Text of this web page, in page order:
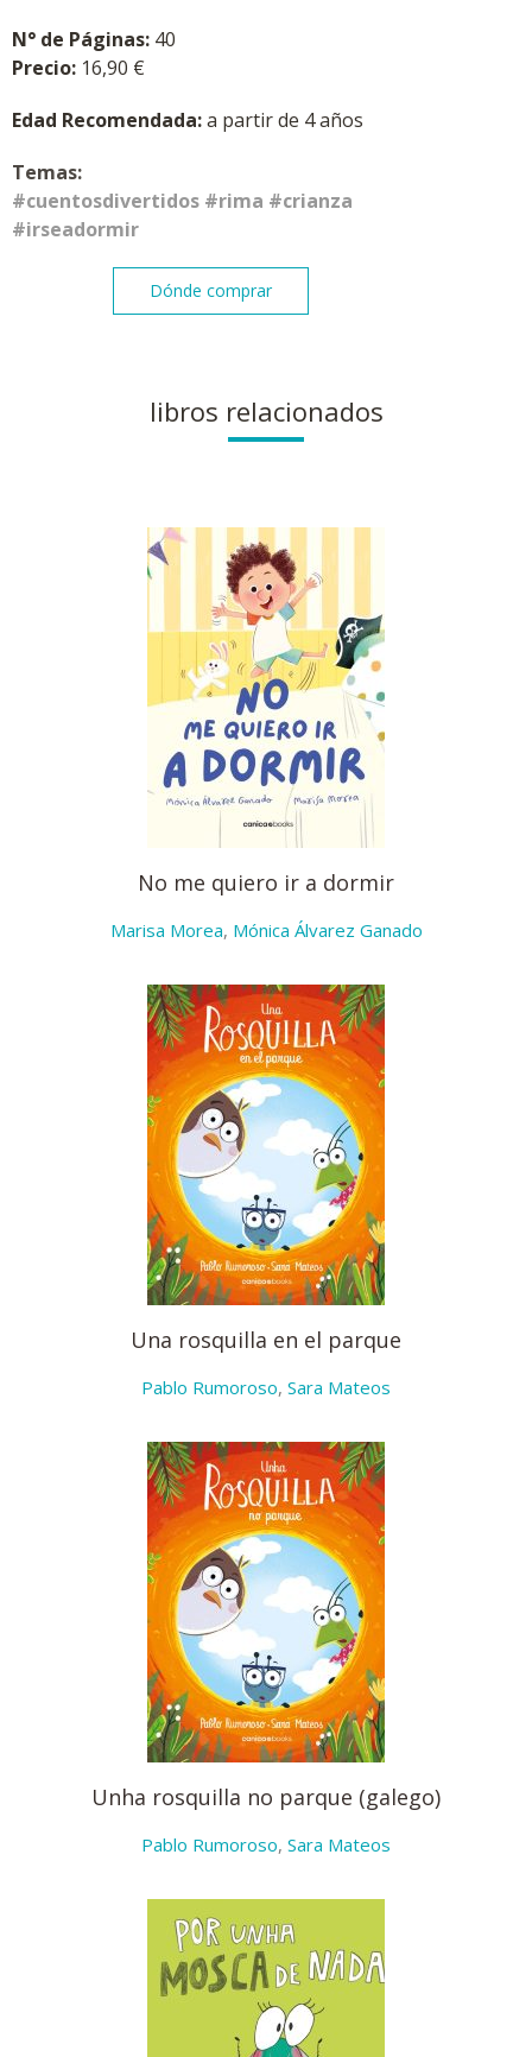
N° de Páginas: 40
Precio: 16,90 €
Edad Recomendada:a partir de 4 años
Temas:
#cuentosdivertidos #rima #crianza
#irseadormir
Dónde comprar
libros relacionados
No me quiero ir a dormir
Marisa Morea, Mónica Álvarez Ganado
Una rosquilla en el parque
Pablo Rumoroso, Sara Mateos
Unha rosquilla no parque (galego)
Pablo Rumoroso, Sara Mateos